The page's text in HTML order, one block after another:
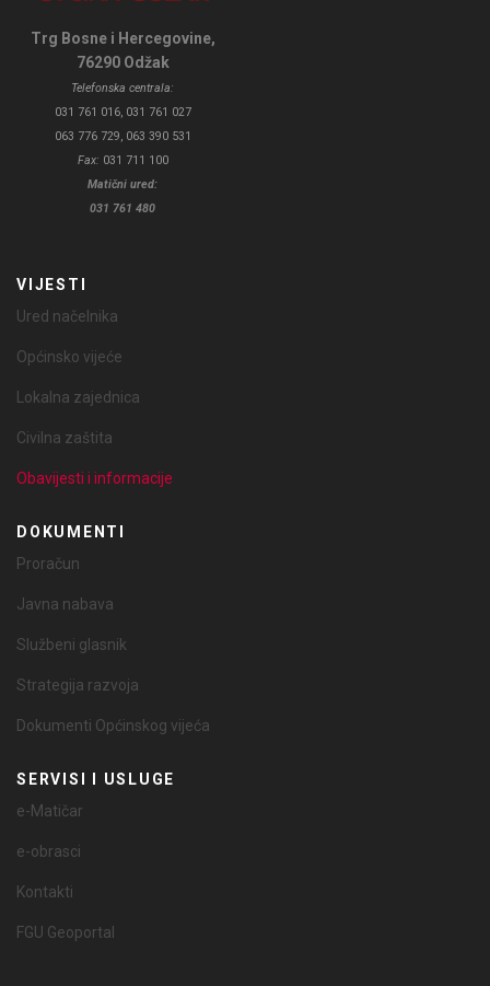
Trg Bosne i Hercegovine,
76290 Odžak
Telefonska centrala:
031 761 016, 031 761 027
063 776 729, 063 390 531
Fax: 031 711 100
Matični ured:
031 761 480
VIJESTI
Ured načelnika
Općinsko vijeće
Lokalna zajednica
Civilna zaštita
Obavijesti i informacije
DOKUMENTI
Proračun
Javna nabava
Službeni glasnik
Strategija razvoja
Dokumenti Općinskog vijeća
SERVISI I USLUGE
e-Matičar
e-obrasci
Kontakti
FGU Geoportal